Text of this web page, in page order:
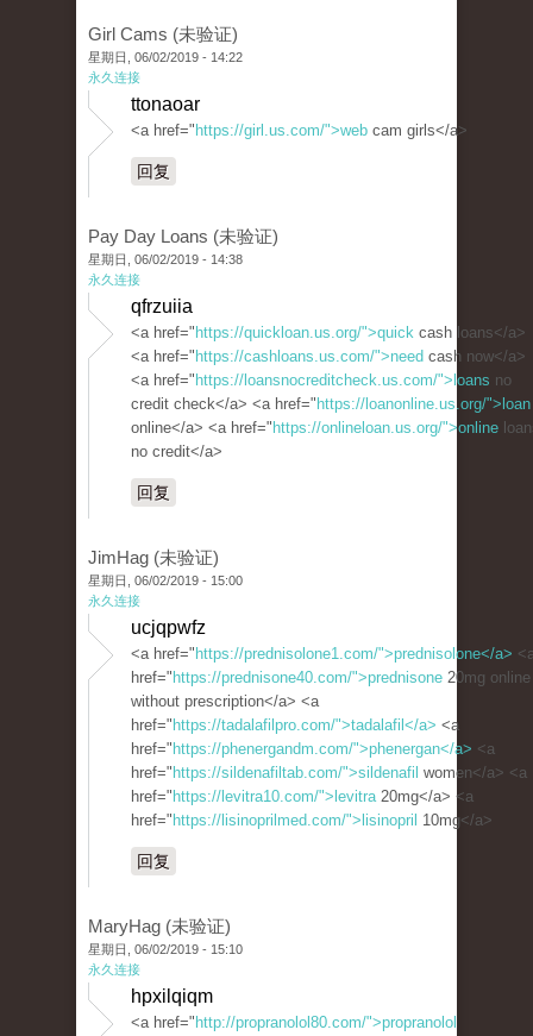
Girl Cams (未验证)
星期日, 06/02/2019 - 14:22
永久连接
ttonaoar
<a href=" https://girl.us.com/">web cam girls</a>
回复
Pay Day Loans (未验证)
星期日, 06/02/2019 - 14:38
永久连接
qfrzuiia
<a href=" https://quickloan.us.org/">quick cash loans</a>
<a href=" https://cashloans.us.com/">need cash now</a>
<a href=" https://loansnocreditcheck.us.com/">loans no
credit check</a> <a href=" https://loanonline.us.org/">loan
online</a> <a href=" https://onlineloan.us.org/">online
no credit</a>
回复
JimHag (未验证)
星期日, 06/02/2019 - 15:00
永久连接
ucjqpwfz
<a href=" https://prednisolone1.com/">prednisolone</a>
href=" https://prednisone40.com/">prednisone 20mg online
without prescription</a> <a
href=" https://tadalafilpro.com/">tadalafil</a> <a
href=" https://phenergandm.com/">phenergan</a> <a
href=" https://sildenafiltab.com/">sildenafil women</a> <a
href=" https://levitra10.com/">levitra20mg</a> <a
href=" https://lisinoprilmed.com/">lisinopril 10mg</a>
回复
MaryHag (未验证)
星期日, 06/02/2019 - 15:10
永久连接
hpxilqiqm
<a href=" http://propranolol80.com/">propranolol